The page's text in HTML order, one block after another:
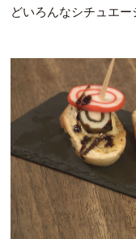
どいろんなシチュエ